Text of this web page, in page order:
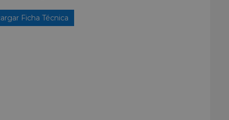
Ficha Técnica